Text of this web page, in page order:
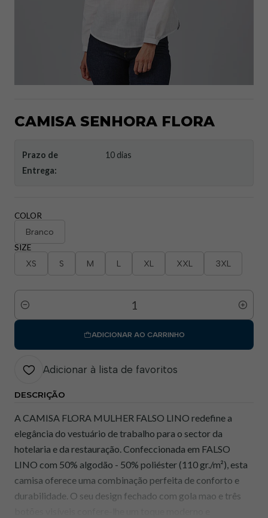
CAMISA SENHORA FLORA
Prazo de
Entrega:
10 dias
COLOR
Branco
SIZE
XS S M L XL XXL 3XL
Quantidade
ADICIONAR AO CARRINHO
Adicionar à lista de favoritos
DESCRIÇÃO
A CAMISA FLORA MULHER FALSO LINO redefine a
elegância do vestuário de trabalho para o sector da
hotelaria e da restauração. Confeccionada em FALSO
LINO com 50% algodão - 50% poliéster (110 gr./m²), esta
camisa oferece uma combinação perfeita de conforto e
durabilidade. O seu design fechado com gola mao e três